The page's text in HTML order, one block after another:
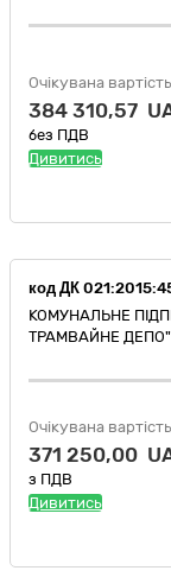
Очікувана вартість
384 310,57
без ПДВ
Дивитись
КОМУНАЛЬНЕ
ТРАМВАЙНЕ ДЕПО"
Очікувана вартість
371 250,00
з ПДВ
Дивитись